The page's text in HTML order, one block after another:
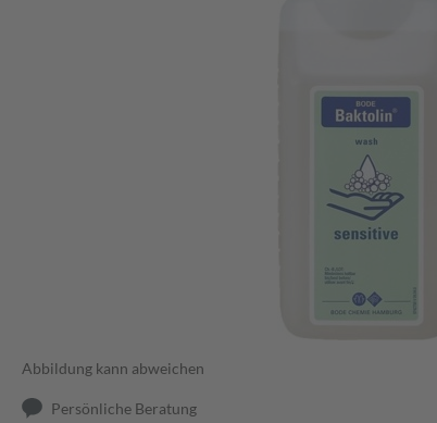
Abbildung kann abweichen
Persönliche Beratung